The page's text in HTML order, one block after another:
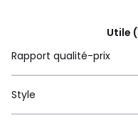
Utile
Rapport qualité-prix
Style